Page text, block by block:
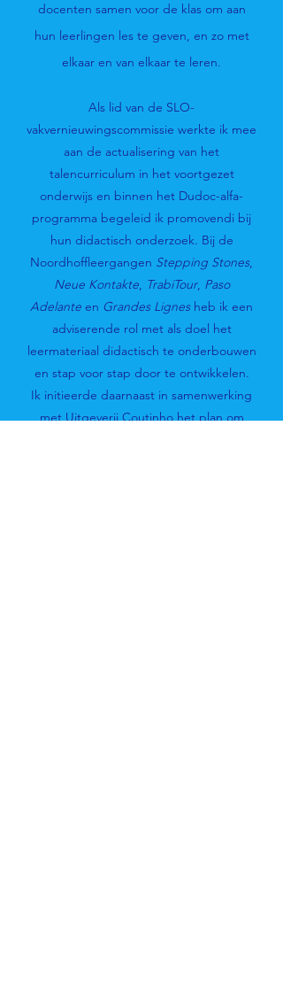
docenten samen voor de klas om aan
hun leerlingen les te geven, en zo met
elkaar en van elkaar te leren.
Als lid van de SLO-
vakvernieuwingscommissie werkte ik mee
aan de actualisering van het
talencurriculum in het voortgezet
onderwijs en binnen het Dudoc-alfa-
programma begeleid ik promovendi bij
hun didactisch onderzoek. Bij de
Noordhoffleergangen Stepping Stones,
Neue Kontakte, TrabiTour, Paso
Adelante en Grandes Lignesheb ik een
adviserende rol met als doel het
leermateriaal didactisch te onderbouwen
en stap voor stap door te ontwikkelen.
Ik initieerde daarnaast in samenwerking
met Uitgeverij Coutinho het plan om